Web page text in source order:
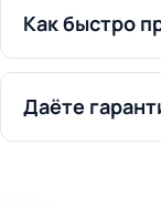
Как быстро
Даёте